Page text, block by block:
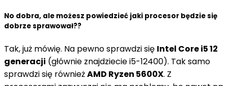
No dobra, ale możesz powiedzieć jaki procesor będzie się
dobrze sprawował??
Tak, już mówię. Na pewno sprawdzi się Intel Core i5 12
generacji (głównie znajdziecie i5-12400). Tak samo
sprawdzi się równieżAMD Ryzen 5600X. Z